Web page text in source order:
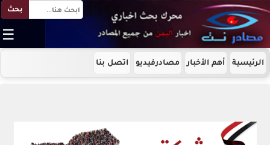
بحث
☰
الرئيسية أهم الأخبار مصادرفيديو اتصل بنا